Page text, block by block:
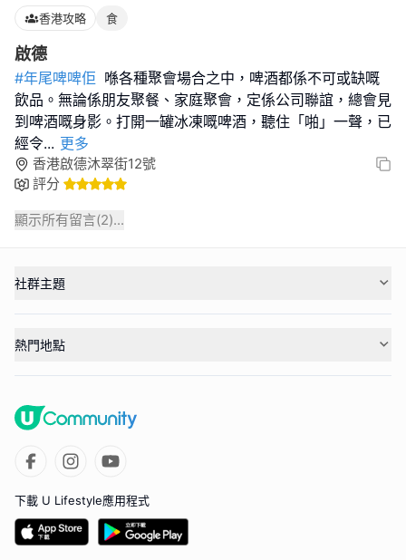
香港攻略 食
啟德
#年尾啤啤佢 喺各種聚會場合之中，啤酒都係不可或缺嘅
飲品。無論係朋友聚餐、家庭聚會，定係公司聯誼，總會見
到啤酒嘅身影。打開一罐冰凍嘅啤酒，聽住「啪」一聲，已
經令... 更多
香港啟德沐翠街12號
評分
顯示所有留言(2)...
社群主題
熱門地點
下載 U Lifestyle應用程式